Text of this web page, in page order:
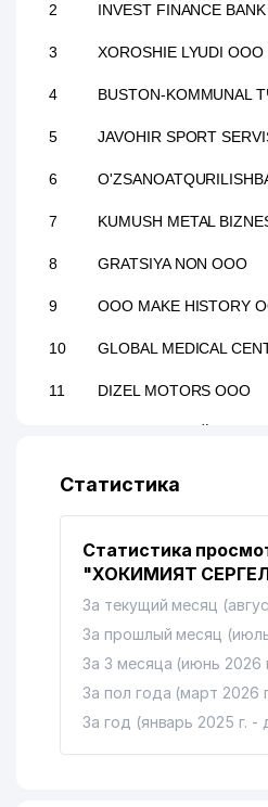
2 INVEST FINANCE
3 XOROSHIE LYUDI ООО
4 BUSTON-KOMMUNAL
5 JAVOHIR SPORT
6
7 KUMUSH METAL
8 GRATSIYA NON ООО
9 ООО MAKE HISTORY
10 GLOBAL MEDICAL
11 DIZEL MOTORS ООО
13
14 SIFAT-BIZNES-SAVDO
ЯККАСАРАЙСКИЙ
DONG SEUNG KOREA
PREMIUM COFFEE
MEBEL-BAT ООО
ЦЕНТР СОДЕЙСТВИЯ
Статистика
Статистика
"ХОКИМИЯТ
За текущий месяц
За прошлый месяц (июль
За 3 месяца (июнь 2026
За пол года (март 2026
За год (январь 2025 г. -